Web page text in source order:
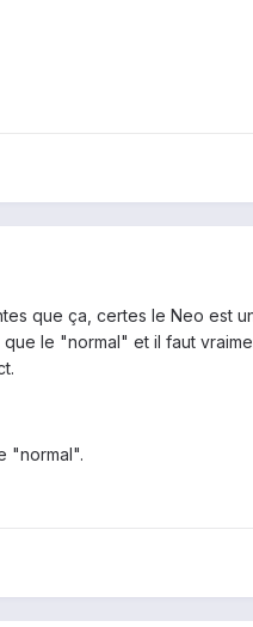
que ça, certes le Neo est
le "normal" et il faut
"normal".